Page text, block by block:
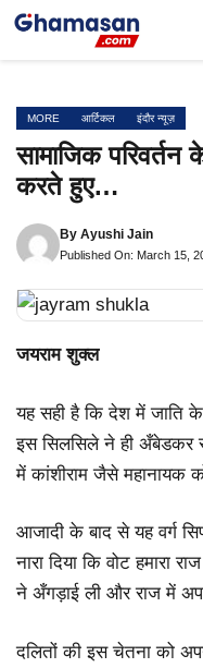
Skip
MORE आर्टिकल इंदौर न्यूज़
सामाजिक परिवर्तन
करते हुए…
By Ayushi Jain
Published On: March 15,
जयराम शुक्ल
यह सही है कि देश में जाति
इस सिलसिले ने ही अँबेडकर
में कांशीराम जैसे महानायक
आजादी के बाद से यह वर्ग
नारा दिया कि वोट हमारा
ने अँगड़ाई ली और राज में
दलितों की इस चेतना को